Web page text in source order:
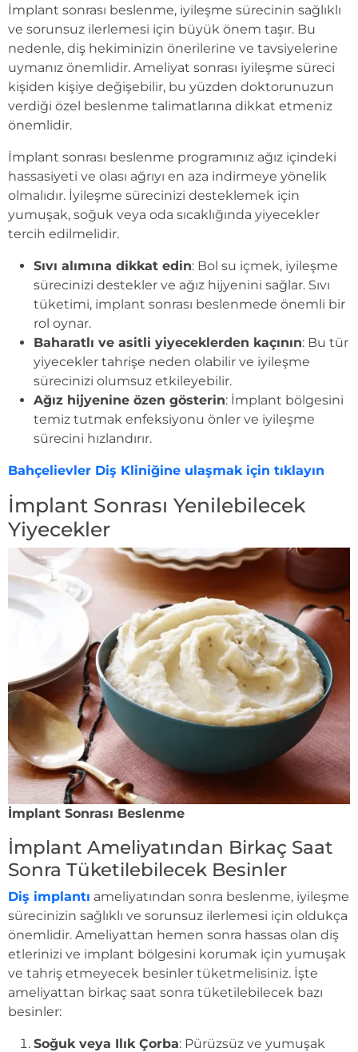
İmplant sonrası beslenme, iyileşme sürecinin sağlıklı
ve sorunsuz ilerlemesi için büyük önem taşır. Bu
nedenle, diş hekiminizin önerilerine ve tavsiyelerine
uymanız önemlidir. Ameliyat sonrası iyileşme süreci
kişiden kişiye değişebilir, bu yüzden doktorunuzun
verdiği özel beslenme talimatlarına dikkat etmeniz
önemlidir.
İmplant sonrası beslenme programınız ağız içindeki
hassasiyeti ve olası ağrıyı en aza indirmeye yönelik
olmalıdır. İyileşme sürecinizi desteklemek için
yumuşak, soğuk veya oda sıcaklığında yiyecekler
tercih edilmelidir.
Sıvı alımına dikkat edin: Bol su içmek, iyileşme
sürecinizi destekler ve ağız hijyenini sağlar. Sıvı
tüketimi, implant sonrası beslenmede önemli bir
rol oynar.
Baharatlı ve asitli yiyeceklerden kaçının: Bu tür
yiyecekler tahrişe neden olabilir ve iyileşme
sürecinizi olumsuz etkileyebilir.
Ağız hijyenine özen gösterin: İmplant bölgesini
temiz tutmak enfeksiyonu önler ve iyileşme
sürecini hızlandırır.
Bahçelievler Diş Kliniğine ulaşmak için tıklayın
İmplant Sonrası Yenilebilecek
Yiyecekler
İmplant Sonrası Beslenme
İmplant Ameliyatından Birkaç Saat
Sonra Tüketilebilecek Besinler
Diş implantı ameliyatından sonra beslenme, iyileşme
sürecinizin sağlıklı ve sorunsuz ilerlemesi için oldukça
önemlidir. Ameliyattan hemen sonra hassas olan diş
etlerinizi ve implant bölgesini korumak için yumuşak
ve tahriş etmeyecek besinler tüketmelisiniz. İşte
ameliyattan birkaç saat sonra tüketilebilecek bazı
besinler:
Soğuk veya Ilık Çorba: Pürüzsüz ve yumuşak